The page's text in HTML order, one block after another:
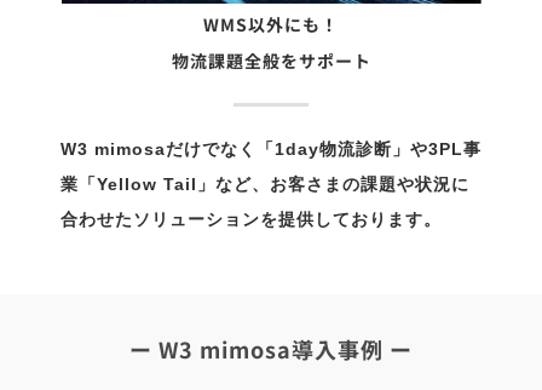
WMS以外にも！
物流課題全般をサポート
W3 mimosaだけでなく「1day物流診断」や3PL事
業「Yellow Tail」など、お客さまの課題や状況に
合わせたソリューションを提供しております。
ー W3 mimosa導入事例 ー